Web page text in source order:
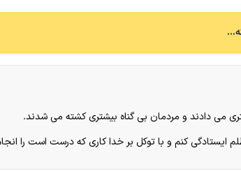
می دادند و مردمان بی گناه بیشتری کشته می شدند.
ایستادگی کنم و با توکل بر خدا کاری که درست است را